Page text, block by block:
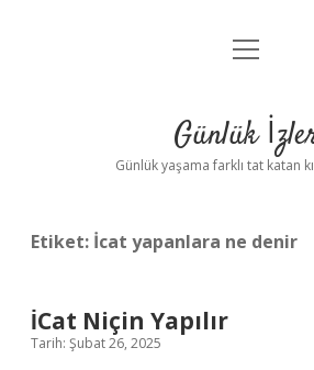
Anasayfa
Yasal Uyarı
menüyü
Günlük
Günlük yaşama farklı tat katan
Etiket: İcat yapanlara ne denir
İCat Niçin Yapılır
Tarih: Şubat 26, 2025